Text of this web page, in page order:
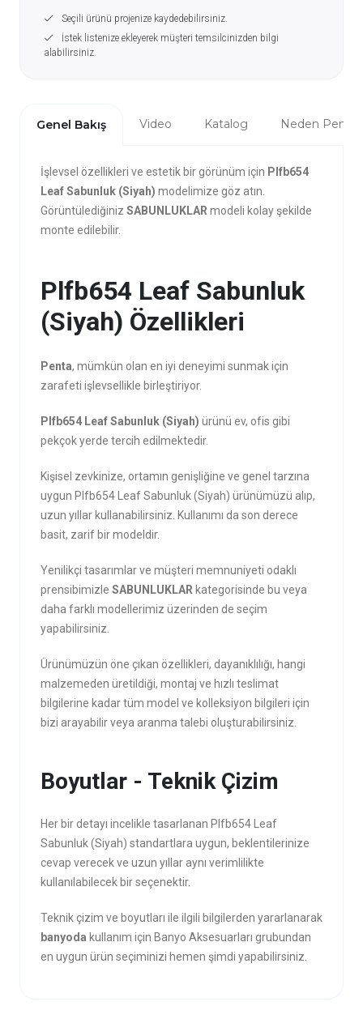
Seçili ürünü projenize kaydedebilirsiniz.
İstek listenize ekleyerek müşteri temsilcinizden bilgi
alabilirsiniz.
Genel Bakış Video Katalog Neden Penta?
İşlevsel özellikleri ve estetik bir görünüm için Plfb654
Leaf Sabunluk (Siyah) modelimize göz atın.
Görüntülediğiniz SABUNLUKLAR modeli kolay şekilde
monte edilebilir.
Plfb654 Leaf Sabunluk
(Siyah) Özellikleri
Penta, mümkün olan en iyi deneyimi sunmak için
zarafeti işlevsellikle birleştiriyor.
Plfb654 Leaf Sabunluk (Siyah) ürünü ev, ofis gibi
pekçok yerde tercih edilmektedir.
Kişisel zevkinize, ortamın genişliğine ve genel tarzına
uygun Plfb654 Leaf Sabunluk (Siyah) ürünümüzü alıp,
uzun yıllar kullanabilirsiniz. Kullanımı da son derece
basit, zarif bir modeldir.
Yenilikçi tasarımlar ve müşteri memnuniyeti odaklı
prensibimizle SABUNLUKLAR kategorisinde bu veya
daha farklı modellerimiz üzerinden de seçim
yapabilirsiniz.
Ürünümüzün öne çıkan özellikleri, dayanıklılığı, hangi
malzemeden üretildiği, montaj ve hızlı teslimat
bilgilerine kadar tüm model ve kolleksiyon bilgileri için
bizi arayabilir veya aranma talebi oluşturabilirsiniz.
Boyutlar - Teknik Çizim
Her bir detayı incelikle tasarlanan Plfb654 Leaf
Sabunluk (Siyah) standartlara uygun, beklentilerinize
cevap verecek ve uzun yıllar aynı verimlilikte
kullanılabilecek bir seçenektir.
Teknik çizim ve boyutları ile ilgili bilgilerden yararlanarak
banyoda kullanım için Banyo Aksesuarları grubundan
en uygun ürün seçiminizi hemen şimdi yapabilirsiniz.